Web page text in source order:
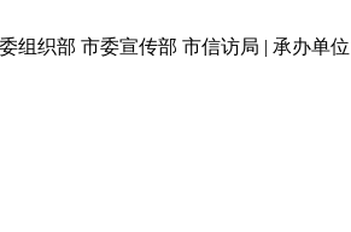
组织部 市委宣传部 市信访局 | 承办单